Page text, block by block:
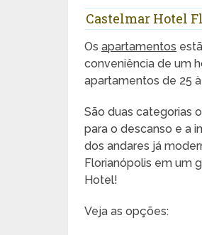
Castelmar Hotel
Osapartamentos
conveniência de um
apartamentos de 25 à
São duas categorias
para o descanso e a
dos andares já
Florianópolis em um
Hotel!
Veja as opções: